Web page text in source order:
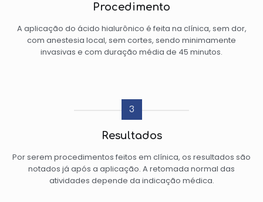
Procedimento
A aplicação do ácido hialurônico é feita na clínica, sem dor,
com anestesia local, sem cortes, sendo minimamente
invasivas e com duração média de 45 minutos.
3
Resultados
Por serem procedimentos feitos em clínica, os resultados são
notados já após a aplicação. A retomada normal das
atividades depende da indicação médica.